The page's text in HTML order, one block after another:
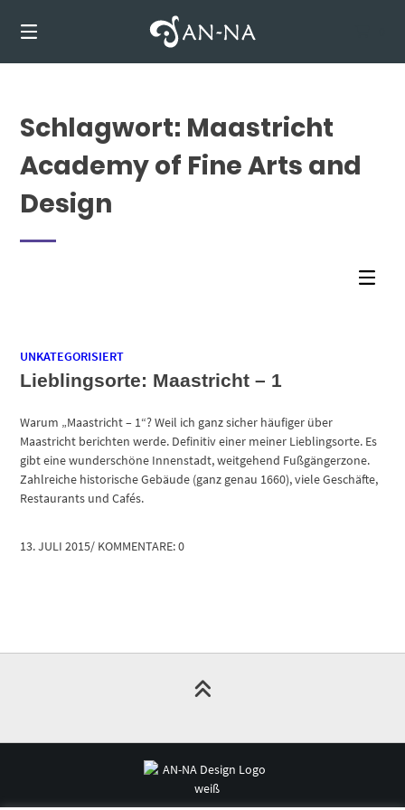
Inhalt
Schlagwort: Maastricht
Academy of Fine Arts and
Design
UNKATEGORISIERT
Lieblingsorte: Maastricht – 1
Warum „Maastricht – 1“? Weil ich ganz sicher häufiger über
Maastricht berichten werde. Definitiv einer meiner Lieblingsorte. Es
gibt eine wunderschöne Innenstadt, weitgehend Fußgängerzone.
Zahlreiche historische Gebäude (ganz genau 1660), viele Geschäfte,
Restaurants und Cafés.
13. JULI 2015/ KOMMENTARE: 0